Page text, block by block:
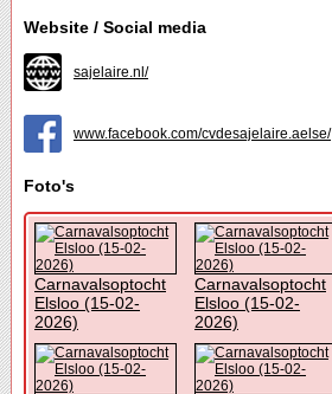
Website / Social media
sajelaire.nl/
www.facebook.com/cvdesajelaire.aelse/
Foto's
Carnavalsoptocht
Elsloo (15-02-
2026)
Carnavalsoptocht
Elsloo (15-02-
2026)